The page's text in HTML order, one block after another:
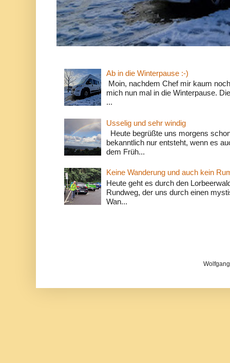
Ab in die Winterpause :-)
Moin, nachdem Chef mir kaum
mich nun mal in die Winterpause.
...
Usselig und sehr windig
Heute begrüßte uns morgens
bekanntlich nur entsteht, wenn es
dem Früh...
Keine Wanderung und auch kein
Heute geht es durch den
Rundweg, der uns durch einen
Wan...